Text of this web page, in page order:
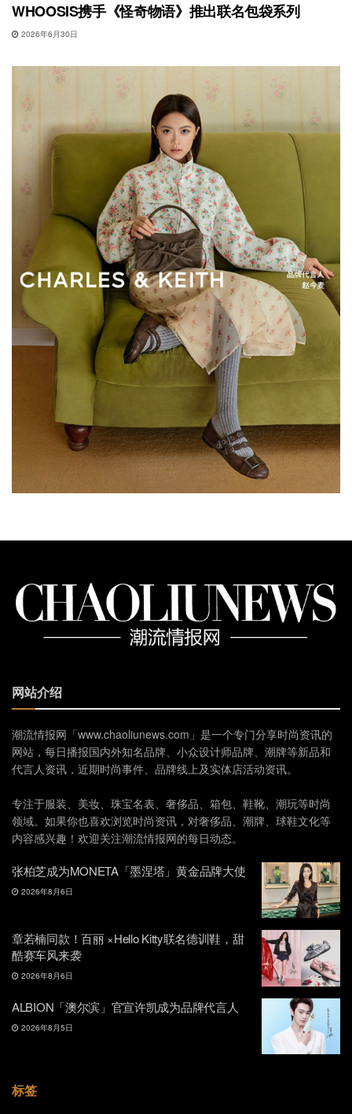
WHOOSIS携手《怪奇物语》推出联名包袋系列
2026年6月30日
网站介绍
潮流情报网「www.chaoliunews.com」是一个专门分享时尚资讯的
网站，每日播报国内外知名品牌、小众设计师品牌、潮牌等新品和
代言人资讯，近期时尚事件、品牌线上及实体店活动资讯。
专注于服装、美妆、珠宝名表、奢侈品、箱包、鞋靴、潮玩等时尚
领域。如果你也喜欢浏览时尚资讯，对奢侈品、潮牌、球鞋文化等
内容感兴趣！欢迎关注潮流情报网的每日动态。
张柏芝成为MONETA「墨涅塔」黄金品牌大使
2026年8月6日
章若楠同款！百丽 ×Hello Kitty联名德训鞋，甜
酷赛车风来袭
2026年8月6日
ALBION「澳尔滨」官宣许凯成为品牌代言人
2026年8月5日
标签